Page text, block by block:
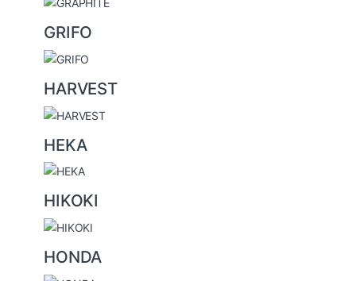
GRIFO
HARVEST
HEKA
HIKOKI
HONDA